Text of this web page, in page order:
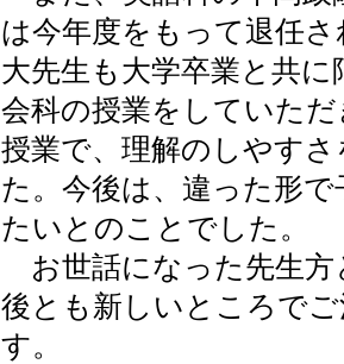
は今年度をもって退任
大先生も大学卒業と共
会科の授業をしていた
授業で、理解のしやす
た。今後は、違った形
たいとのことでした。
お世話になった先生方
後とも新しいところで
す。